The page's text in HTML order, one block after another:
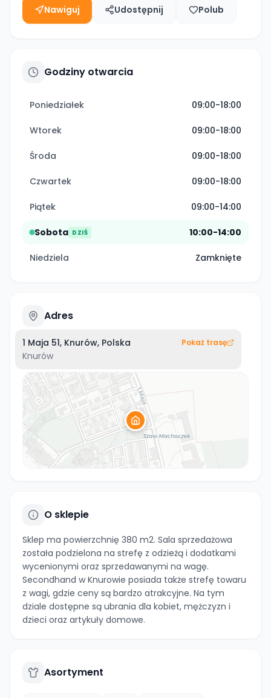
Nawiguj Udostępnij Polub
Godziny otwarcia
Poniedziałek 09:00-18:00
Wtorek 09:00-18:00
Środa 09:00-18:00
Czwartek 09:00-18:00
Piątek 09:00-14:00
Sobota DZIŚ 10:00-14:00
Niedziela Zamknięte
Adres
1 Maja 51, Knurów, Polska
Knurów
Pokaż trasę
O sklepie
Sklep ma powierzchnię 380 m2. Sala sprzedażowa
została podzielona na strefę z odzieżą i dodatkami
wycenionymi oraz sprzedawanymi na wagę.
Secondhand w Knurowie posiada także strefę towaru
z wagi, gdzie ceny są bardzo atrakcyjne. Na tym
dziale dostępne są ubrania dla kobiet, mężczyzn i
dzieci oraz artykuły domowe.
Asortyment